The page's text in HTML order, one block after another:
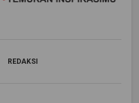
REDAKSI